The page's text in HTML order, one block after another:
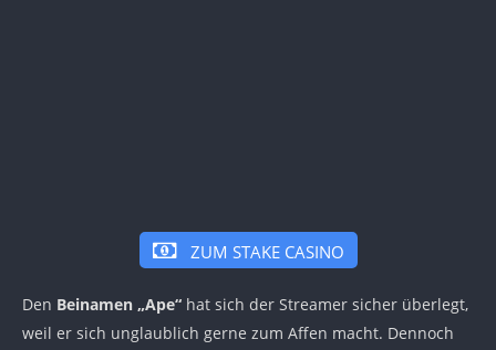
ZUM STAKE CASINO
Den Beinamen „Ape“ hat sich der Streamer sicher überlegt,
weil er sich unglaublich gerne zum Affen macht. Dennoch